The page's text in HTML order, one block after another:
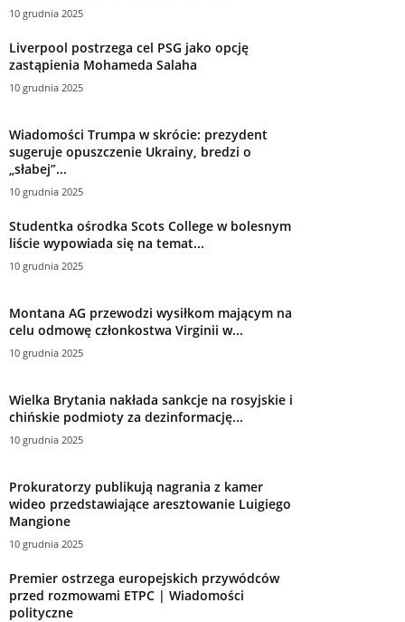
10 grudnia 2025
Liverpool postrzega cel PSG jako opcję
zastąpienia Mohameda Salaha
10 grudnia 2025
Wiadomości Trumpa w skrócie: prezydent
sugeruje opuszczenie Ukrainy, bredzi o
„słabej”...
10 grudnia 2025
Studentka ośrodka Scots College w bolesnym
liście wypowiada się na temat...
10 grudnia 2025
Montana AG przewodzi wysiłkom mającym na
celu odmowę członkostwa Virginii w...
10 grudnia 2025
Wielka Brytania nakłada sankcje na rosyjskie i
chińskie podmioty za dezinformację...
10 grudnia 2025
Prokuratorzy publikują nagrania z kamer
wideo przedstawiające aresztowanie Luigiego
Mangione
10 grudnia 2025
Premier ostrzega europejskich przywódców
przed rozmowami ETPC | Wiadomości
polityczne